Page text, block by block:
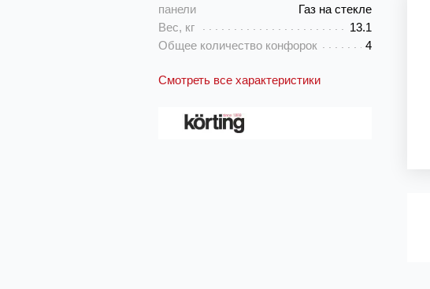
панели
Газ на стекле
Вес, кг
13.1
Общее количество конфорок
4
Смотреть все характеристики